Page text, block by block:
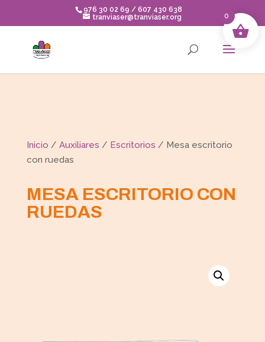
content
976 30 02 69 / 607 430 638
tranviaser@tranviaser.org
Inicio / Auxiliares / Escritorios / Mesa escritorio
con ruedas
MESA ESCRITORIO CON
RUEDAS
0